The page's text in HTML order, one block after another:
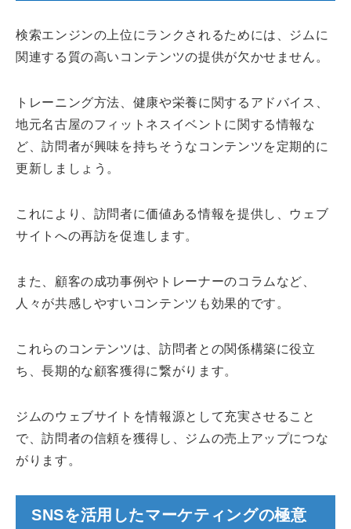
検索エンジンの上位にランクされるためには、ジムに
関連する質の高いコンテンツの提供が欠かせません。
トレーニング方法、健康や栄養に関するアドバイス、
地元名古屋のフィットネスイベントに関する情報な
ど、訪問者が興味を持ちそうなコンテンツを定期的に
更新しましょう。
これにより、訪問者に価値ある情報を提供し、ウェブ
サイトへの再訪を促進します。
また、顧客の成功事例やトレーナーのコラムなど、
人々が共感しやすいコンテンツも効果的です。
これらのコンテンツは、訪問者との関係構築に役立
ち、長期的な顧客獲得に繋がります。
ジムのウェブサイトを情報源として充実させること
で、訪問者の信頼を獲得し、ジムの売上アップにつな
がります。
SNSを活用したマーケティングの極意